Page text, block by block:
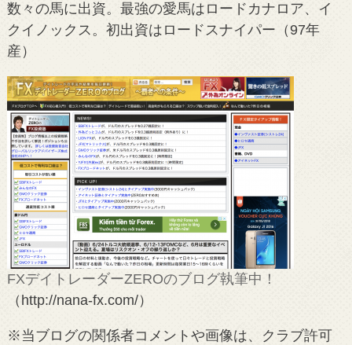
数々の馬に出資。最強の愛馬はロードカナロア、イ
クイノックス。初出資はロードスナイパー（97年
産）
FXデイトレーダーZEROのブログ執筆中！
（http://nana-fx.com/）
※当ブログの関係者コメントや画像は、クラブ許可